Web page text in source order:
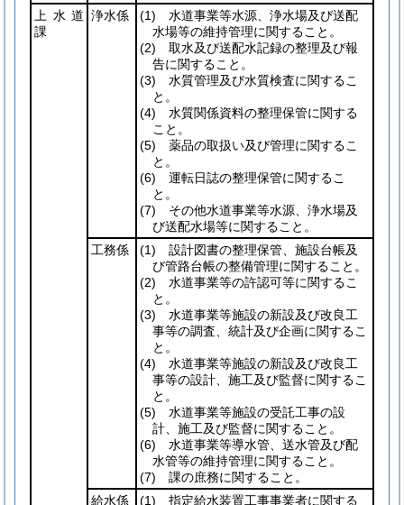
上水道
課
浄水係 (1) 水道事業等水源、浄水場及び送配
水場等の維持管理に関すること。
(2) 取水及び送配水記録の整理及び報
告に関すること。
(3) 水質管理及び水質検査に関するこ
と。
(4) 水質関係資料の整理保管に関する
こと。
(5) 薬品の取扱い及び管理に関するこ
と。
(6) 運転日誌の整理保管に関するこ
と。
(7) その他水道事業等水源、浄水場及
び送配水場等に関すること。
工務係
(1) 設計図書の整理保管、施設台帳及
び管路台帳の整備管理に関すること。
(2) 水道事業等の許認可等に関するこ
と。
(3) 水道事業等施設の新設及び改良工
事等の調査、統計及び企画に関するこ
と。
(4) 水道事業等施設の新設及び改良工
事等の設計、施工及び監督に関するこ
と。
(5) 水道事業等施設の受託工事の設
計、施工及び監督に関すること。
(6) 水道事業等導水管、送水管及び配
水管等の維持管理に関すること。
(7) 課の庶務に関すること。
給水係
(1) 指定給水装置工事事業者に関する